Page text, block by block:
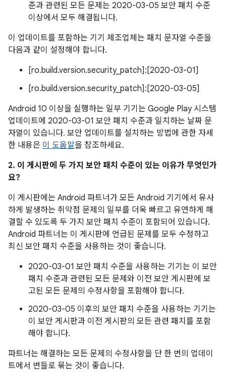
준과 관련된 모든 문제는 2020-03-05 보안 패치 수준
이상에서 모두 해결됩니다.
이 업데이트를 포함하는 기기 제조업체는 패치 문자열 수준을
다음과 같이 설정해야 합니다.
[ro.build.version.security_patch]:[2020-03-01]
[ro.build.version.security_patch]:[2020-03-05]
Android 10 이상을 실행하는 일부 기기는 Google Play 시스템
업데이트에 2020-03-01 보안 패치 수준과 일치하는 날짜 문
자열이 있습니다. 보안 업데이트를 설치하는 방법에 관한 자세
한 내용은 이 도움말을 참조하세요.
2. 이 게시판에 두 가지 보안 패치 수준이 있는 이유가 무엇인가
요?
이 게시판에는 Android 파트너가 모든 Android 기기에서 유사
하게 발생하는 취약점 문제의 일부를 더욱 빠르고 유연하게 해
결할 수 있도록 두 가지 보안 패치 수준이 포함되어 있습니다.
Android 파트너는 이 게시판에 언급된 문제를 모두 수정하고
최신 보안 패치 수준을 사용하는 것이 좋습니다.
2020-03-01 보안 패치 수준을 사용하는 기기는 이 보안
패치 수준과 관련된 모든 문제와 이전 보안 게시판에 보
고된 모든 문제의 수정사항을 포함해야 합니다.
2020-03-05 이후의 보안 패치 수준을 사용하는 기기는
이 보안 게시판과 이전 게시판의 모든 관련 패치를 포함
해야 합니다.
파트너는 해결하는 모든 문제의 수정사항을 단 한 번의 업데이
트에서 번들로 묶는 것이 좋습니다.